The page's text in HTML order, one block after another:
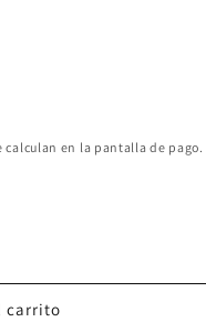
calculan en la pantalla de pago.
carrito